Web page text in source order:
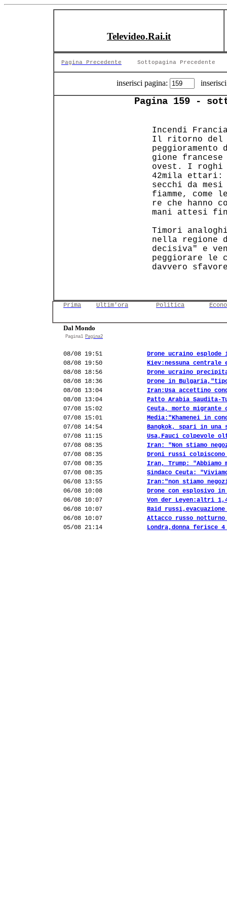
Televideo.Rai.it
Pagina Precedente Sottopagina Precedente
inserisci pagina:
Pagina 159 -
Incendi
Il ritorno del
gione
ovest. I
42mila
secchi da
fiamme, come
re che hanno
mani attesi
Timori
nella regione
decisiva" e
peggiorare le
davvero
Prima Ultim'ora Politica
Dal Mondo
Pagina1 Pagina2
08/08 19:51
Drone ucraino
08/08 19:50
Kiev:nessuna
08/08 18:56
Drone ucraino
08/08 18:36
Drone in
08/08 13:04
Iran:Usa accettino
08/08 13:04
Patto Arabia Saudita-
07/08 15:02
Ceuta, morto migrante
07/08 15:01
Media:"Khamenei in
07/08 14:54
Bangkok, spari in
07/08 11:15
Usa,Fauci colpevole
07/08 08:35
Iran: "Non stiamo
07/08 08:35
Droni russi colpiscono
07/08 08:35
Iran, Trump: "Abbiamo
07/08 08:35
Sindaco Ceuta:
06/08 13:55
Iran:"non stiamo
06/08 10:08
Drone con esplosivo
06/08 10:07
Von der Leyen:altri
06/08 10:07
Raid
06/08 10:07
Attacco russo
05/08 21:14
Londra,donna ferisce